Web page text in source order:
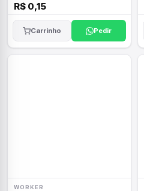
R$ 0,15
Carrinho Pedir
WORKER